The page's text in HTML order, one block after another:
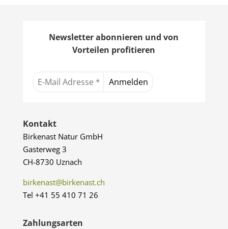
Newsletter abonnieren und von
Vorteilen profitieren
Kontakt
Birkenast Natur GmbH
Gasterweg 3
CH-8730 Uznach
birkenast@birkenast.ch
Tel +41 55 410 71 26
Zahlungsarten